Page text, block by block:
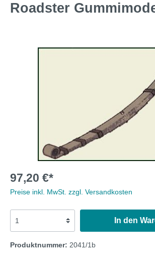
Roadster
97,20 €*
Preise inkl. MwSt. zzgl. Versandkosten
In den
Produktnummer: 2041/1b